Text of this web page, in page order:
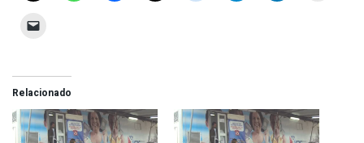
Relacionado